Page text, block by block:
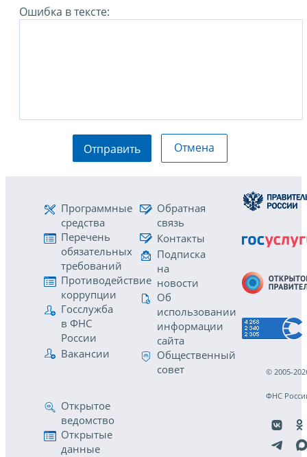
Ошибка в тексте:
Отправить Отмена
Программные
средства
Перечень
обязательных
требований
Противодействие
коррупции
Госслужба
в ФНС
России
Вакансии
Обратная
связь
Контакты
Подписка
на
новости
Об
использовании
информации
сайта
Общественный
совет
Открытое
ведомство
Открытые
данные
© 2005-
ФНС